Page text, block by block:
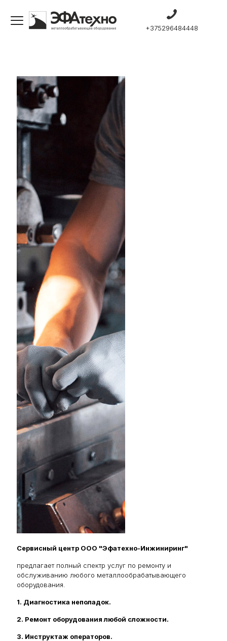
+375296484448
Сервисный центр ООО "Эфатехно-Инжиниринг"
предлагает полный спектр услуг по ремонту и
обслуживанию любого металлообрабатывающего
оборудования.
1. Диагностика неполадок.
2. Ремонт оборудования любой сложности.
3. Инструктаж операторов.